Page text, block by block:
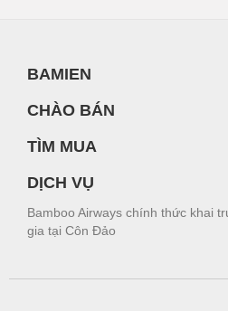
BAMIEN
CHÀO BÁN
TÌM MUA
DỊCH VỤ
Bamboo Airways chính thức khai
gia tại Côn Đảo